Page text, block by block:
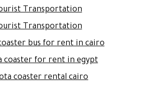
Transportation
Transportation
bus for rent in cairo
coaster for rent in egypt
coaster rental cairo